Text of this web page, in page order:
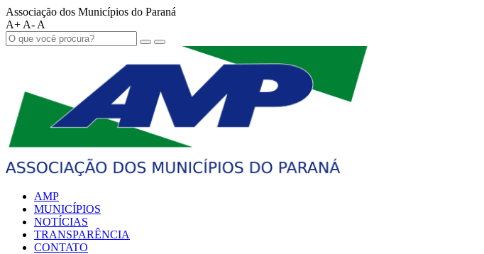
Associação dos Municípios do Paraná
A+ A- A
AMP
MUNICÍPIOS
NOTÍCIAS
TRANSPARÊNCIA
CONTATO